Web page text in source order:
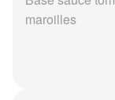
maroilles